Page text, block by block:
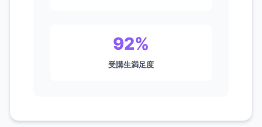
92%
受講生満足度